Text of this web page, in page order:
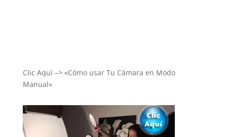
Clic Aquí –> «Cómo usar Tu Cámara en Modo
Manual»